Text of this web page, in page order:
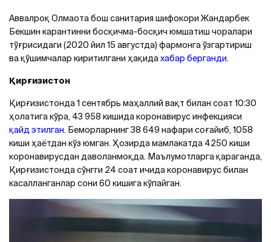
Aввалроқ Олмаота бош санитария шифокори Жандарбек
Бекшин карантинни босқичма-босқич юмшатиш чоралари
тўғрисидаги (2020 йил 15 августда) фармонга ўзгартириш
ва қўшимчалар киритилгани ҳақидахабар берганди.
Қирғизистон
Қирғизистонда 1 сентябрь маҳаллий вақт билан соат 10:30
ҳолатига кўра, 43 958 кишида коронавирус инфекцияси
қайд этилган. Беморларнинг 38 649 нафари соғайиб, 1058
киши ҳаётдан кўз юмган. Ҳозирда мамлакатда 4250 киши
коронавирусдан даволанмоқда. Маълумотларга қараганда,
Қирғизистонда сўнгги 24 соат ичида коронавирус билан
касалланганлар сони 60 кишига кўпайган.